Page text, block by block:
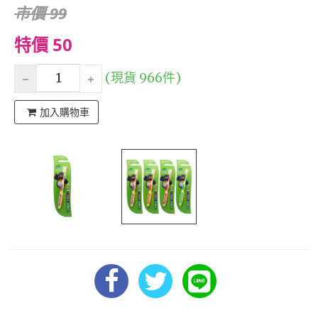
市價 99
特價 50
(現貨 966件)
加入購物車